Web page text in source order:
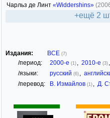
Чарльз де Линт «Widdershins»
+ещё 2
Издания: ВСЕ (7)
/период: 2000-е (1) , 2010-е (3) ,
/языки: русский (6) ,
/перевод: В. Измайлов (1) , Д.